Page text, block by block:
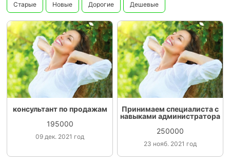
Старые Новые Дорогие Дешевые
консультант по продажам
195000
09 дек. 2021 год
Принимаем специалиста с
навыками администратора
250000
23 нояб. 2021 год